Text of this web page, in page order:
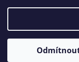
© 2026 Kanekalon-
vyhrazena.Upravit